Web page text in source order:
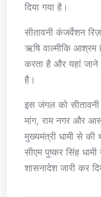
दिया गया है।
सीतावनी कंजर्वेशन
ऋषि वाल्मीकि आश्रम
करता है और यहां
है।
इस जंगल को सीतावनी
मांग, राम नगर और
मुख्यमंत्री धामी से की
सीएम पुष्कर सिंह
शासनादेश जारी कर